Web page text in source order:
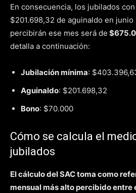
En consecuencia, los jubilados
$201.698,32 de aguinaldo en
percibirán ese mes será de
detalla a continuación:
Jubilación mínima:
Aguinaldo: $201.698,32
Bono: $70.000
Cómo se calcula el
jubilados
El cálculo del SAC toma como
mensual más alto percibido entre